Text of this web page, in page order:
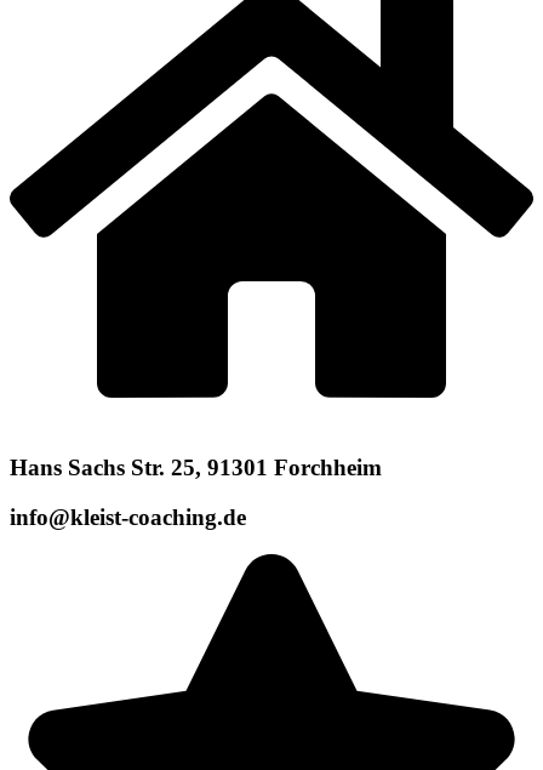
Hans Sachs Str. 25, 91301 Forchheim
info@kleist-coaching.de